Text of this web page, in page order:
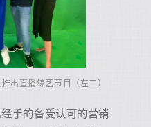
出直播综艺节目（左二）
手的备受认可的营销